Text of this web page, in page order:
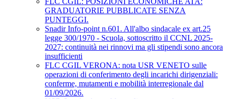
GRADUATORIE PUBBLICATE SENZA
PUNTEGGI.
Snadir Info-point n.601. All'albo sindacale ex art.25
legge 300/1970 - Scuola, sottoscritto il CCNL 2025-
2027: continuità nei rinnovi ma gli stipendi sono ancora
insufficienti
FLC CGIL VERONA: nota USR VENETO sulle
operazioni di conferimento degli incarichi dirigenziali:
conferme, mutamenti e mobilità interregionale dal
01/09/2026.